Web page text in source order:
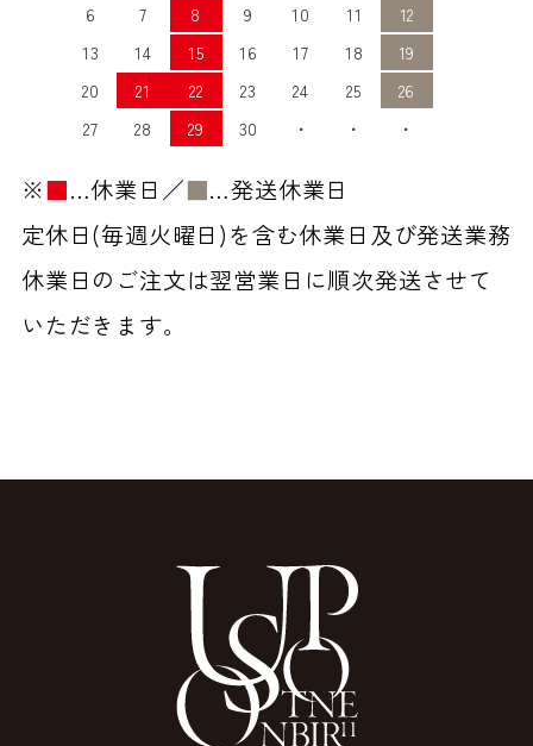
6
7 8 9 10 11
12
13
14 15 16 17 18
19
20
21 22 23 24 25
26
27
28 29 30 ・ ・ ・
※■…休業日／■…発送休業日
定休日(毎週火曜日)を含む休業日及び発送業務
休業日のご注文は翌営業日に順次発送させて
いただきます。